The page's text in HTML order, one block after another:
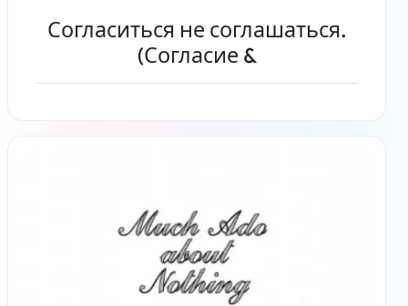
Согласиться не соглашаться.
(Согласие &